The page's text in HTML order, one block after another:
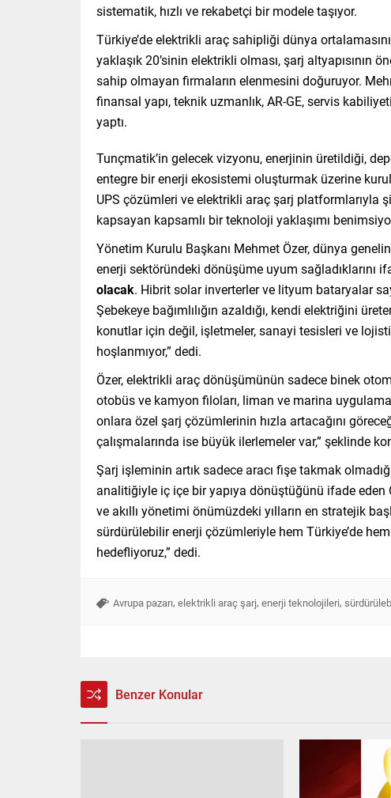
sistematik, hızlı ve rekabetçi bir modele taşıyor.
Türkiye’de elektrikli araç sahipliği dünya
yaklaşık 20’sinin elektrikli olması, şarj altyapısının
sahip olmayan firmaların elenmesini doğuruyor.
finansal yapı, teknik uzmanlık, AR-GE, servis
yaptı.
Tunçmatik’in gelecek vizyonu, enerjinin üretildiği,
entegre bir enerji ekosistemi oluşturmak üzerine
UPS çözümleri ve elektrikli araç şarj platformlarıyla
kapsayan kapsamlı bir teknoloji yaklaşımı
Yönetim Kurulu Başkanı Mehmet Özer, dünya
enerji sektöründeki dönüşüme uyum sağladıklarını
olacak. Hibrit solar inverterler ve lityum bataryalar
Şebekeye bağımlılığın azaldığı, kendi elektriğini
konutlar için değil, işletmeler, sanayi tesisleri ve
hoşlanmıyor,” dedi.
Özer, elektrikli araç dönüşümünün sadece binek
otobüs ve kamyon filoları, liman ve marina
onlara özel şarj çözümlerinin hızla artacağını
çalışmalarında ise büyük ilerlemeler var,” şeklinde
Şarj işleminin artık sadece aracı fişe takmak
analitiğiyle iç içe bir yapıya dönüştüğünü ifade eden
ve akıllı yönetimi önümüzdeki yılların en stratejik
sürdürülebilir enerji çözümleriyle hem Türkiye’de
hedefliyoruz,” dedi.
Avrupa pazarı, elektrikli araç şarj, enerji teknolojileri,
Benzer Konular